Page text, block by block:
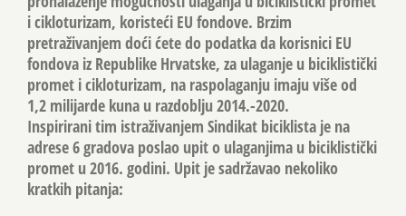
i cikloturizam, koristeći EU fondove. Brzim
pretraživanjem doći ćete do podatka da korisnici EU
fondova iz Republike Hrvatske, za ulaganje u biciklistički
promet i cikloturizam, na raspolaganju imaju više od
1,2 milijarde kuna u razdoblju 2014.-2020.
Inspirirani tim istraživanjem Sindikat biciklista je na
adrese 6 gradova poslao upit o ulaganjima u biciklistički
promet u 2016. godini. Upit je sadržavao nekoliko
kratkih pitanja: